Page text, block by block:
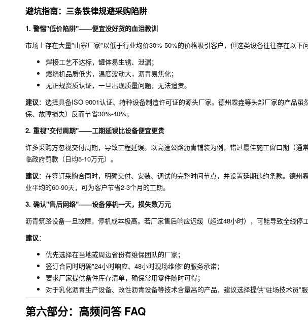
避坑指南：三条铁律规避采购陷阱
1. 警惕"低价陷阱"——便宜没好货的血泪教训
市场上存在大量"山寨厂家"以低于行业均价30%-50%的价格吸引客户，但这类设备往往存在以下问
焊接工艺不达标，罐体易生锈、泄漏；
燃烧机品质低劣，温度波动大，沥青易焦化；
无正规资质认证，一旦出现质量问题，无法追责。
建议：选择具备ISO 9001认证、特种设备制造许可证的源头厂家。德州霖垚等头部厂家的产品
保、故障损失）反而节省30%-40%。
2. 重视"交付周期"——工期延误比设备便宜更贵
许多采购方忽视交付周期，导致工程延误。以高速公路沥青铺装为例，错过最佳施工窗口期（
临政府罚款（日均5-10万元）。
建议：在签订采购合同时，明确交付、安装、调试的完整时间节点，并设置延期违约条款。德
业平均的60-90天，可为客户节省2-3个月的工期。
3. 确认"售后网络"——设备停机一天，损失数万元
沥青筑路设备一旦故障，停机成本极高。若厂家售后响应迟缓（超过48小时），可能导致全线停工
建议：
优先选择在当地或周边省份有维保团队的厂家；
签订合同时明确"24小时响应、48小时现场维修"的服务承诺；
要求厂家提供备件库存清单，确保常用零件随时可得；
对于乳化沥青生产设备、改性沥青设备等技术含量高的产品，建议选择提供"驻场技术员"
第六部分：高频问答 FAQ